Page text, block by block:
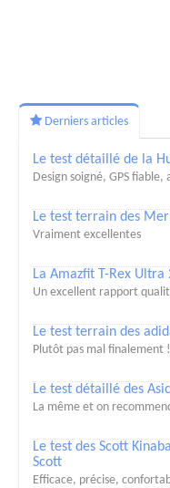
Derniers articles
Le test détaillé de la
Design soigné, GPS
Le test terrain des
Vraiment excellentes
La Amazfit T-Rex
Un excellent rapport
Le test terrain des
Plutôt pas mal finalement !
Le test détaillé des
La même et on
Le test des Scott
Scott
Efficace, précise,